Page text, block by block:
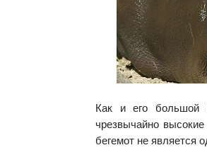
Как и его большой
чрезвычайно
бегемот не является